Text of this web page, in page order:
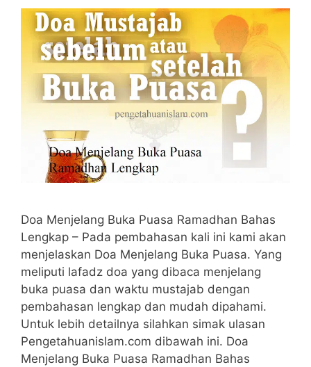
Doa Menjelang Buka Puasa Ramadhan Bahas
Lengkap – Pada pembahasan kali ini kami akan
menjelaskan Doa Menjelang Buka Puasa. Yang
meliputi lafadz doa yang dibaca menjelang
buka puasa dan waktu mustajab dengan
pembahasan lengkap dan mudah dipahami.
Untuk lebih detailnya silahkan simak ulasan
Pengetahuanislam.com dibawah ini. Doa
Menjelang Buka Puasa Ramadhan Bahas